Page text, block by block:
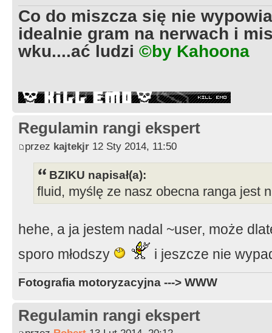
Co do miszcza się nie
idealnie gram na nerwach i
wku....ać ludzi ©by Kahoona
Regulamin rangi ekspert
przez kajtekjr 12 Sty 2014, 11:50
BZIKU napisał(a):
fluid, myślę ze nasz obecna ranga jest
hehe, a ja jestem nadal ~user, może
sporo młodszy
i jeszcze nie
Fotografia motoryzacyjna ---> WWW
Regulamin rangi ekspert